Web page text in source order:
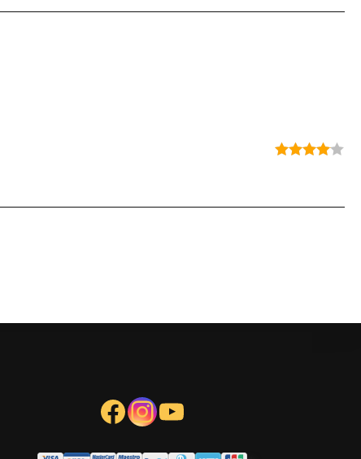
Facebook Instagram YouTube